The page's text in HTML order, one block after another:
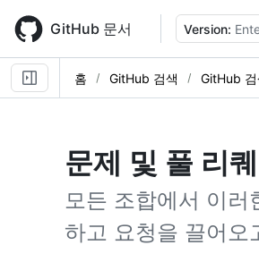
main
content
GitHub 문서 Version:
홈 GitHub 검색 GitHub 검
문제 및 풀 리
모든 조합에서 이
하고 요청을 끌어오